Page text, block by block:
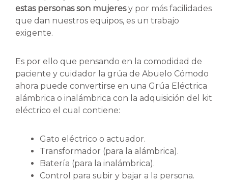
estas personas son mujeresy por más facilidades
que dan nuestros equipos, es un trabajo
exigente.
Es por ello que pensando en la comodidad de
paciente y cuidador la grúa de Abuelo Cómodo
ahora puede convertirse en una Grúa Eléctrica
alámbrica o inalámbrica con la adquisición del kit
eléctrico el cual contiene:
Gato eléctrico o actuador.
Transformador (para la alámbrica).
Batería (para la inalámbrica).
Control para subir y bajar a la persona.